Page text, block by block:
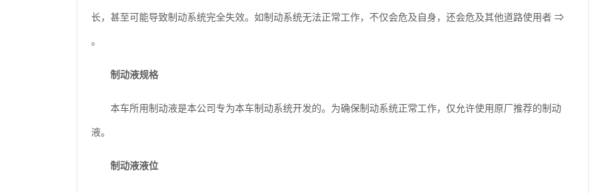
长，甚至可能导致制动系统完全失效。如制动系统无法正常工作，不仅会危及自身，还会危及其他道路使用者 ⇒
。
制动液规格
本车所用制动液是本公司专为本车制动系统开发的。为确保制动系统正常工作，仅允许使用原厂推荐的制动
液。
制动液液位